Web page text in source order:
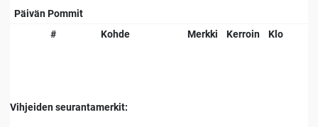
Päivän Pommit
#
Kohde Merkki Kerroin Klo
Vihjeiden seurantamerkit: